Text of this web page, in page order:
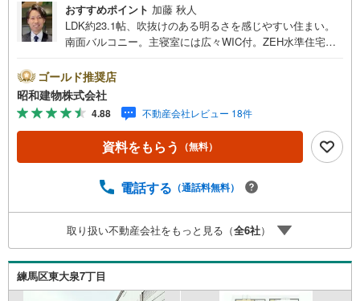
おすすめポイント 加藤 秋人
LDK約23.1帖、吹抜けのある明るさを感じやすい住まい。
南面バルコニー。主寝室には広々WIC付。ZEH水準住宅、
井公園駅徒歩14分。 ・・・地域密着昭和建物です・・・
西荻窪に創業44年、地域密着の不動産会社です。 不動
産購入、買換えには、不安がつきもの。 物件の選定や住宅
ローンはもちろん地域密着だからこその情報をお伝え、ご
提案いたします。 お気軽にご相談、ご来社頂ける会社で
す。スタッフ一同、心よりお待ちしております。 同じ立
いいたします。 キッズルーム充実・チャイルド-シートの用
しておりますのでぜひ、お気軽にお問い合わせください。
営業時間: 9:00 - 20:00
ゴールド推奨店
昭和建物株式会社
4.88 不動産会社レビュー 18件
資料をもらう （無料）
電話する （通話料無料）
取り扱い不動産会社をもっと見る（全6社）
練馬区東大泉7丁目